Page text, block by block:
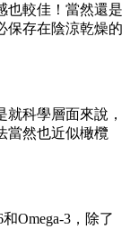
也較佳！當然還是
保存在陰涼乾燥的
科學層面來說，
當然也近似橄欖
Omega-3，除了